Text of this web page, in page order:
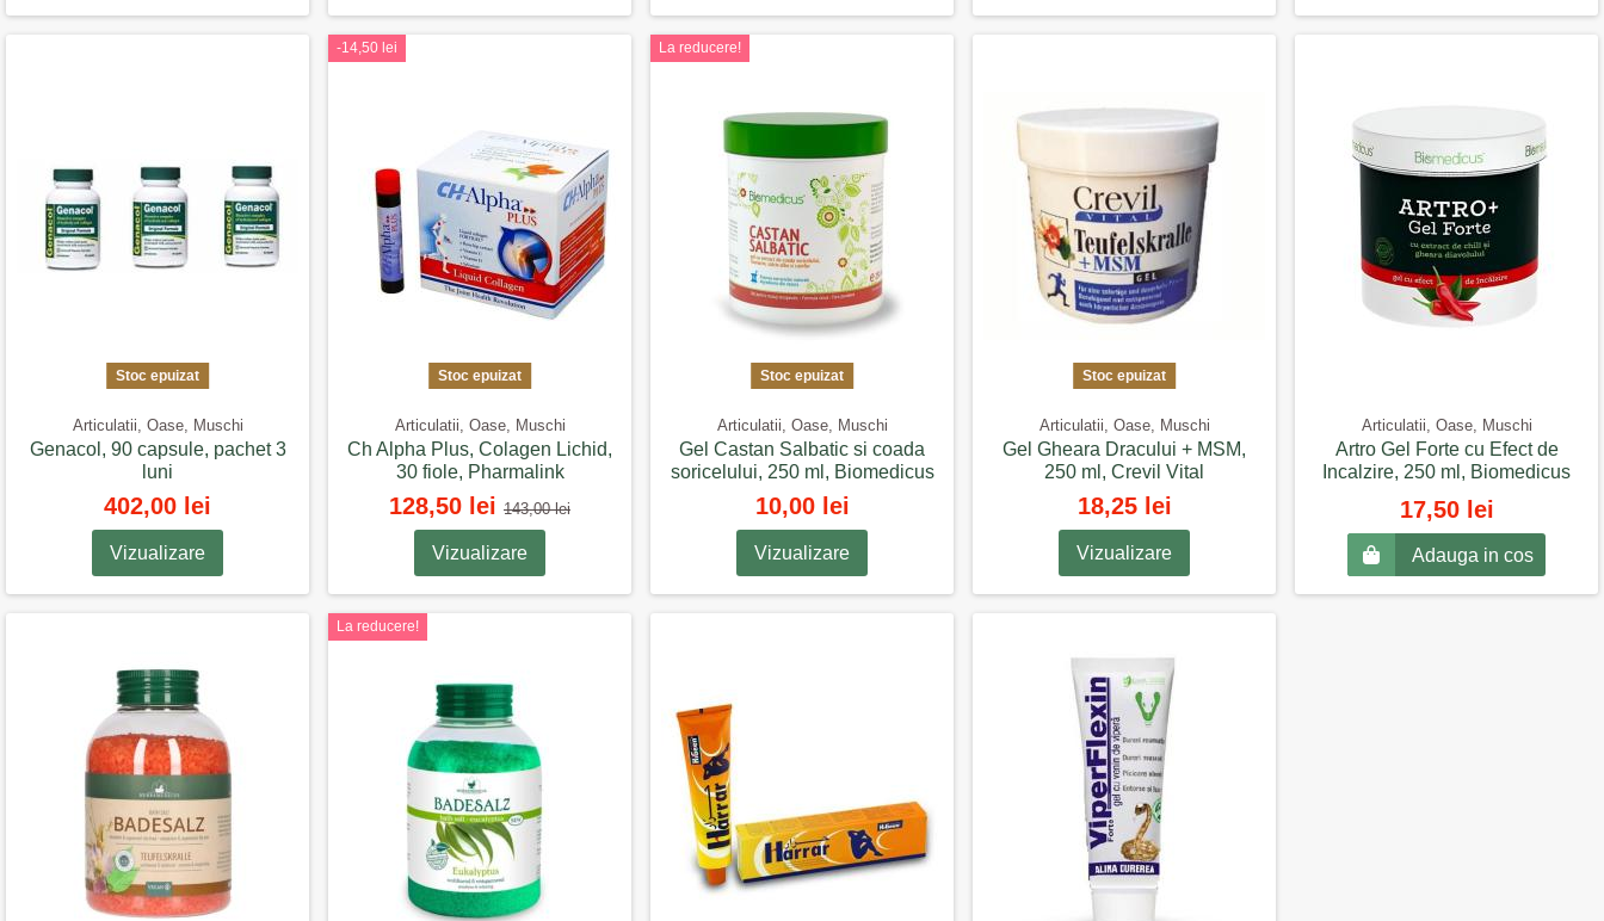
Stoc epuizat
Articulatii, Oase, Muschi
Genacol, 90 capsule, pachet 3
luni
402,00 lei
Vizualizare
-14,50 lei
Stoc epuizat
Articulatii, Oase, Muschi
Ch Alpha Plus, Colagen Lichid,
30 fiole, Pharmalink
128,50 lei 143,00 lei
Vizualizare
La reducere!
Stoc epuizat
Articulatii, Oase, Muschi
Gel Castan Salbatic si coada
soricelului, 250 ml, Biomedicus
10,00 lei
Vizualizare
Stoc epuizat
Articulatii, Oase, Muschi
Gel Gheara Dracului + MSM,
250 ml, Crevil Vital
18,25 lei
Vizualizare
Articulatii, Oase, Muschi
Artro Gel Forte cu Efect de
Incalzire, 250 ml, Biomedicus
17,50 lei
Adauga in cos
La reducere!